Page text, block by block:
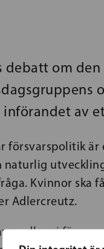
debatt om
av
försvarspolitik
naturlig
Kvinnor ska
Adlercreutz.
medlem i